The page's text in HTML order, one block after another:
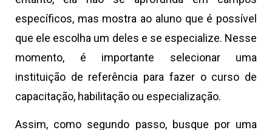
específicos, mas mostra ao aluno que é possível
que ele escolha um deles e se especialize. Nesse
momento, é importante selecionar uma
instituição de referência para fazer o curso de
capacitação, habilitação ou especialização.
Assim, como segundo passo, busque por uma